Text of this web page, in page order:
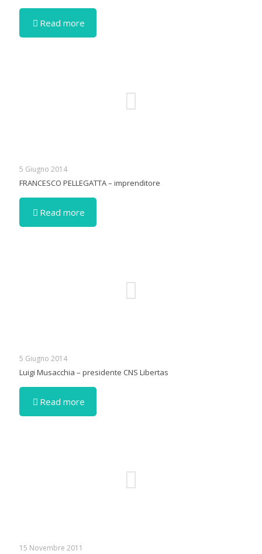
Read more
5 Giugno 2014
FRANCESCO PELLEGATTA – imprenditore
Read more
5 Giugno 2014
Luigi Musacchia – presidente CNS Libertas
Read more
15 Novembre 2011